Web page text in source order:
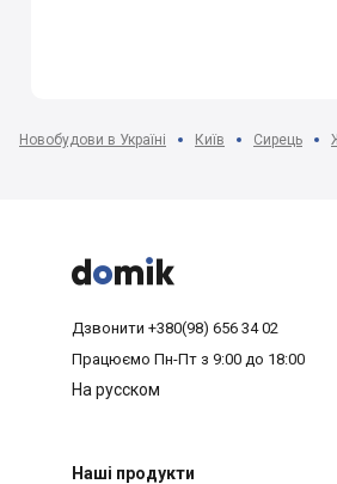
Новобудови в Україні Київ Сирець



Дзвонити +380(98) 656 34 02
Працюємо Пн-Пт з 9:00 до 18:00
На русском
Наші продукти